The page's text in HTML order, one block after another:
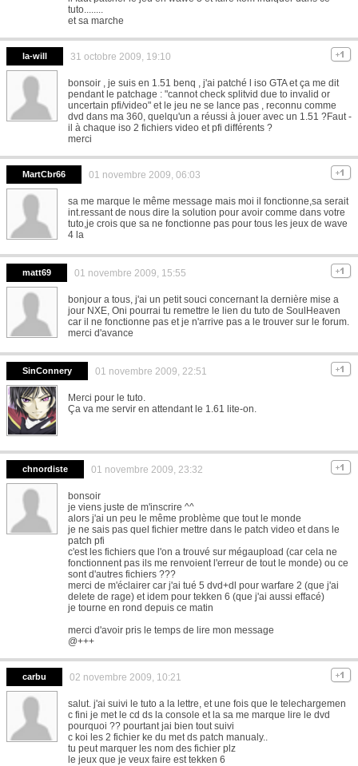
tuto........
et sa marche
la-will 31 octobre 2009, 19:10
bonsoir , je suis en 1.51 benq , j'ai patché l iso GTA et ça me dit
pendant le patchage : "cannot check splitvid due to invalid or
uncertain pfi/video" et le jeu ne se lance pas , reconnu comme
dvd dans ma 360, quelqu'un a réussi à jouer avec un 1.51 ?Faut -
il à chaque iso 2 fichiers video et pfi différents ?
merci
MartCbr66 01 novembre 2009, 06:03
sa me marque le même message mais moi il fonctionne,sa serait
int.ressant de nous dire la solution pour avoir comme dans votre
tuto,je crois que sa ne fonctionne pas pour tous les jeux de wave
4 la
matt69 01 novembre 2009, 15:55
bonjour a tous, j'ai un petit souci concernant la dernière mise a
jour NXE, Oni pourrai tu remettre le lien du tuto de SoulHeaven
car il ne fonctionne pas et je n'arrive pas a le trouver sur le forum.
merci d'avance
SinConnery 01 novembre 2009, 22:51
Merci pour le tuto.
Ça va me servir en attendant le 1.61 lite-on.
chnordiste 01 novembre 2009, 23:32
bonsoir
je viens juste de m'inscrire ^^
alors j'ai un peu le même problème que tout le monde
je ne sais pas quel fichier mettre dans le patch video et dans le
patch pfi
c'est les fichiers que l'on a trouvé sur mégaupload (car cela ne
fonctionnent pas ils me renvoient l'erreur de tout le monde) ou ce
sont d'autres fichiers ???
merci de m'éclairer car j'ai tué 5 dvd+dl pour warfare 2 (que j'ai
delete de rage) et idem pour tekken 6 (que j'ai aussi effacé)
je tourne en rond depuis ce matin
merci d'avoir pris le temps de lire mon message
@+++
carbu 02 novembre 2009, 10:21
salut. j'ai suivi le tuto a la lettre, et une fois que le telechargemen
c fini je met le cd ds la console et la sa me marque lire le dvd
pourquoi ?? pourtant jai bien tout suivi
c koi les 2 fichier ke du met ds patch manualy..
tu peut marquer les nom des fichier plz
le jeux que je veux faire est tekken 6